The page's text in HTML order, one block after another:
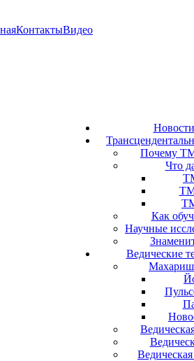
КонтактыВидео
Почему
Что
ТМ
Как
Научные
Ведические